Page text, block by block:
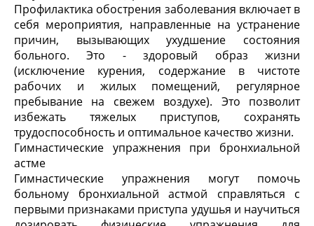
Профилактика обострения заболевания включает в
себя мероприятия, направленные на устранение
причин, вызывающих ухудшение состояния
больного. Это - здоровый образ жизни
(исключение курения, содержание в чистоте
рабочих и жилых помещений, регулярное
пребывание на свежем воздухе). Это позволит
избежать тяжелых приступов, сохранять
трудоспособность и оптимальное качество жизни.
Гимнастические упражнения при бронхиальной
астме
Гимнастические упражнения могут помочь
больному бронхиальной астмой справляться с
первыми признаками приступа удушья и научиться